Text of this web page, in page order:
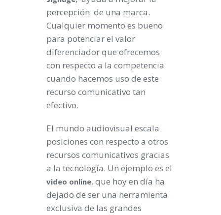
percepción de una marca.
Cualquier momento es bueno
para potenciar el valor
diferenciador que ofrecemos
con respecto a la competencia
cuando hacemos uso de este
recurso comunicativo tan
efectivo.
El mundo audiovisual escala
posiciones con respecto a otros
recursos comunicativos gracias
a la tecnología. Un ejemplo es el
video online, que hoy en día ha
dejado de ser una herramienta
exclusiva de las grandes